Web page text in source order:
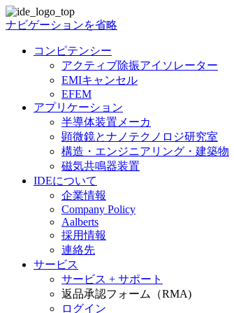
ナビゲーションを省略
コンピテンシー
アクティブ除振アイソレーター
EMIキャンセル
EFEM
アプリケーション
半導体装置メーカ
顕微鏡とナノテクノロジ研究室
構造・エンジニアリング・建築物
磁気共鳴器装置
IDEについて
企業情報
Company Policy
Aalberts
採用情報
連絡先
サービス
サービス + サポート
返品承認フォーム（RMA)
ログイン